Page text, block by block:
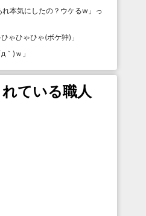
本気にしたの？ウケるw」っ
ゃひゃひゃ(ボケ狆) 」
｀)ｗ 」
ている職人